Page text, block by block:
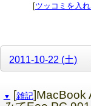
[ツッコミを入
2011-10-22 (土)
▼ [雑記]MacBook